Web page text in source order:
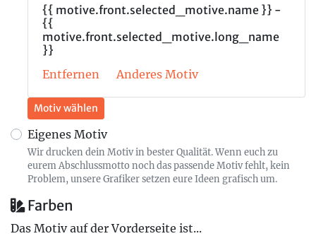
{{ motive.front.selected_motive.name }} -
{{
motive.front.selected_motive.long_name
}}
Entfernen
Anderes Motiv
Motiv wählen
Eigenes Motiv
Wir drucken dein Motiv in bester Qualität. Wenn euch zu
eurem Abschlussmotto noch das passende Motiv fehlt, kein
Problem, unsere Grafiker setzen eure Ideen grafisch um.
Farben
Das Motiv auf der Vorderseite ist...